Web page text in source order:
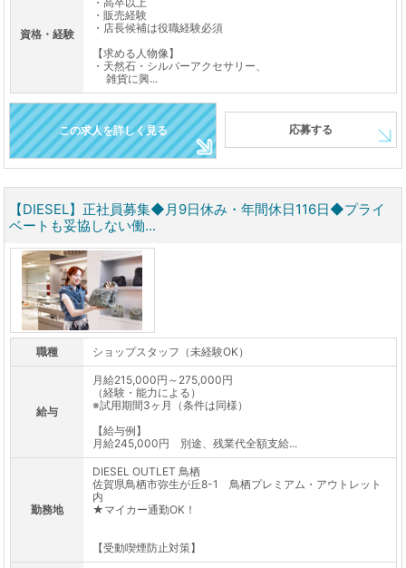
資格・経験
・販売経験
・店長候補は役職経験必須
【求める人物像】
・天然石・シルバーアクセサリー、
雑貨に興...
この求人を詳しく見る 応募する
【DIESEL】正社員募集◆月9日休み・年間休日116日◆プライ
ベートも妥協しない働...
職種 ショップスタッフ（未経験OK）
給与
月給215,000円～275,000円
（経験・能力による）
※試用期間3ヶ月（条件は同様）
【給与例】
月給245,000円 別途、残業代全額支給...
勤務地
DIESEL OUTLET 鳥栖
佐賀県鳥栖市弥生が丘8-1 鳥栖プレミアム・アウトレット
内
★マイカー通勤OK！
【受動喫煙防止対策】